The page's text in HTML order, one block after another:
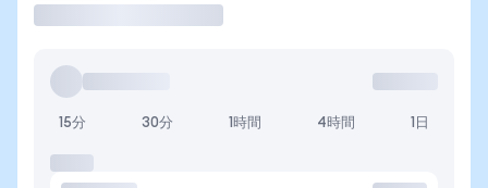
15分 30分 1時間 4時間 1日